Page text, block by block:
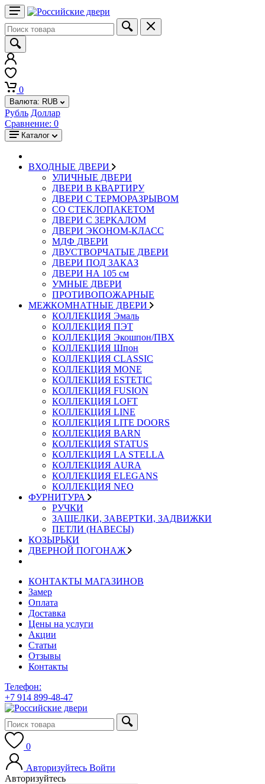
0
Валюта: RUB
Рубль Доллар
Сравнение: 0
Каталог
ВХОДНЫЕ ДВЕРИ
УЛИЧНЫЕ ДВЕРИ
ДВЕРИ В КВАРТИРУ
ДВЕРИ С ТЕРМОРАЗРЫВОМ
СО СТЕКЛОПАКЕТОМ
ДВЕРИ С ЗЕРКАЛОМ
ДВЕРИ ЭКОНОМ-КЛАСС
МДФ ДВЕРИ
ДВУСТВОРЧАТЫЕ ДВЕРИ
ДВЕРИ ПОД ЗАКАЗ
ДВЕРИ НА 105 см
УМНЫЕ ДВЕРИ
ПРОТИВОПОЖАРНЫЕ
МЕЖКОМНАТНЫЕ ДВЕРИ
КОЛЛЕКЦИЯ Эмаль
КОЛЛЕКЦИЯ ПЭТ
КОЛЛЕКЦИЯ Экошпон/ПВХ
КОЛЛЕКЦИЯ Шпон
КОЛЛЕКЦИЯ CLASSIC
КОЛЛЕКЦИЯ MONE
КОЛЛЕКЦИЯ ESTETIC
КОЛЛЕКЦИЯ FUSION
КОЛЛЕКЦИЯ LOFT
КОЛЛЕКЦИЯ LINE
КОЛЛЕКЦИЯ LITE DOORS
КОЛЛЕКЦИЯ BARN
КОЛЛЕКЦИЯ STATUS
КОЛЛЕКЦИЯ LA STELLA
КОЛЛЕКЦИЯ AURA
КОЛЛЕКЦИЯ ELEGANS
КОЛЛЕКЦИЯ NEO
ФУРНИТУРА
РУЧКИ
ЗАЩЕЛКИ, ЗАВЕРТКИ, ЗАДВИЖКИ
ПЕТЛИ (НАВЕСЫ)
КОЗЫРЬКИ
ДВЕРНОЙ ПОГОНАЖ
КОНТАКТЫ МАГАЗИНОВ
Замер
Оплата
Доставка
Цены на услуги
Акции
Статьи
Отзывы
Контакты
Телефон:
+7 914 899-48-47
0
Авторизуйтесь Войти
Авторизуйтесь